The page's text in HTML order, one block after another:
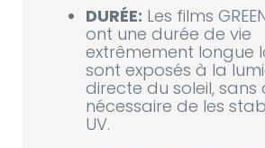
DURÉE: Les films
ont une durée de vie
extrêmement longue
sont exposés à la
directe du soleil, sans
nécessaire de les
UV.